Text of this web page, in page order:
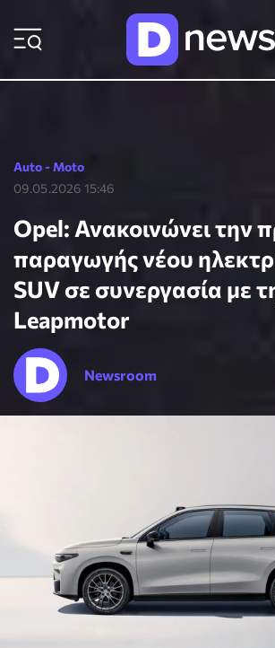
Auto - Moto
09.05.2026 15:46
Opel: Ανακοινώνει την
παραγωγής νέου
SUV σε συνεργασία με
Leapmotor
Newsroom